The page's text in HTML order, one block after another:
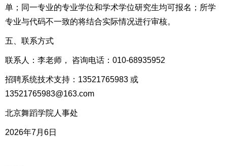
单；同一专业的专业学位和学术学位研究生均可报名；所学
专业与代码不一致的将结合实际情况进行审核。
五、联系方式
联系人：李老师， 咨询电话：010-68935952
招聘系统技术支持：13521765983 或
13521765983@163.com
北京舞蹈学院人事处
2026年7月6日